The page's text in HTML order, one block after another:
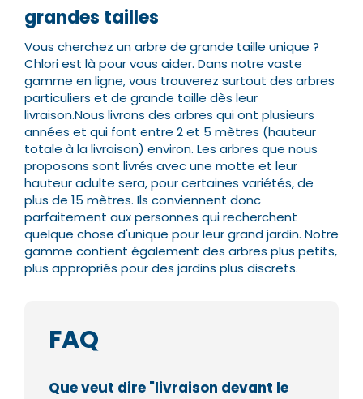
grandes tailles
Vous cherchez un arbre de grande taille unique ?
Chlori est là pour vous aider. Dans notre vaste
gamme en ligne, vous trouverez surtout des arbres
particuliers et de grande taille dès leur
livraison.Nous livrons des arbres qui ont plusieurs
années et qui font entre 2 et 5 mètres (hauteur
totale à la livraison) environ. Les arbres que nous
proposons sont livrés avec une motte et leur
hauteur adulte sera, pour certaines variétés, de
plus de 15 mètres. Ils conviennent donc
parfaitement aux personnes qui recherchent
quelque chose d'unique pour leur grand jardin. Notre
gamme contient également des arbres plus petits,
plus appropriés pour des jardins plus discrets.
FAQ
Que veut dire "livraison devant le